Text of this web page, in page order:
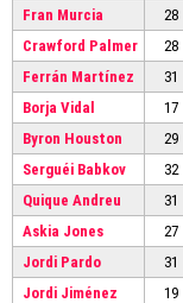
Fran Murcia
28
Crawford Palmer
28
Ferrán Martínez
31
Borja Vidal
17
Byron Houston
29
Serguéi Babkov
32
Quique Andreu
31
Askia Jones
27
Jordi Pardo
31
Jordi Jiménez
19